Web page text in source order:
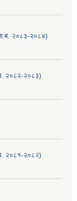
२०८३-२०८४)
२०८२-२०८३)
२०८१-२०८२)